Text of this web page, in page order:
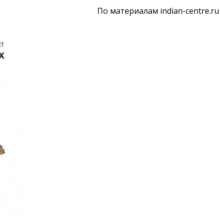
По материалам indian-centre.ru